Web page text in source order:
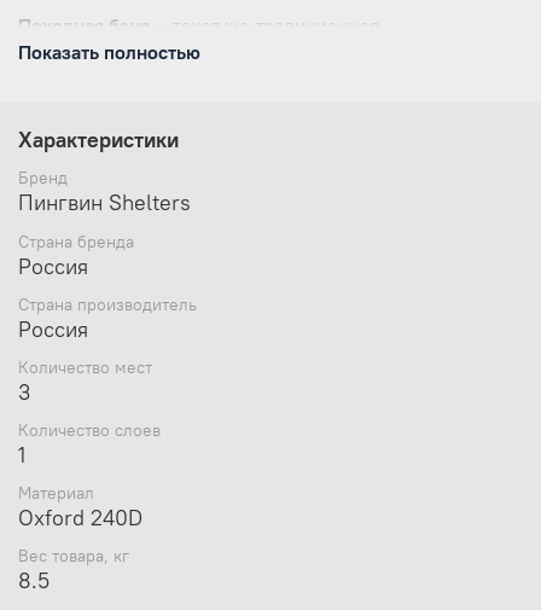
Походная баня — такая же традиционная
и неотъемлемая часть полноценного отдыха
походная баня конструкции Призма в увеличенном
размере Премиум.
От своего прототипа, зимней палатки «ПИНВИН»
Призма Премиум, БАНЯ Премиум унаследовала
сверхнадёжный быстросборный каркас
устанавливать полностью функциональную
конструкцию за 1-2 минуты, что существенно
экономит время на обустройство быта в полевых
из плотного, но в то же время лёгкого
Конструкция отличается от обычной
туристической палатки: плотно застёгивающиеся
молнии, клапан для приточки воздуха,
Показать полностью
Характеристики
Бренд
Пингвин Shelters
Страна бренда
Россия
Страна производитель
Россия
Количество мест
3
Количество слоев
1
Материал
Oxford 240D
Вес товара, кг
8.5